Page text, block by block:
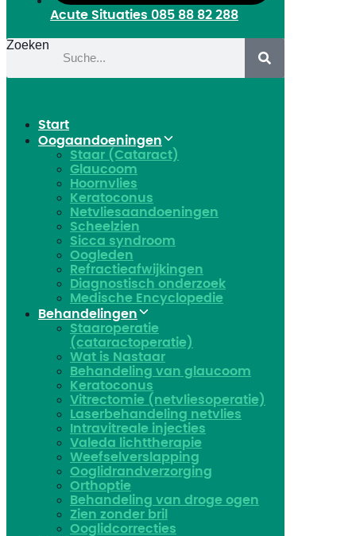
Acute Situaties 085 88 82 288
Zoeken
Start
Oogaandoeningen
Staar (Cataract)
Glaucoom
Hoornvlies
Keratoconus
Netvliesaandoeningen
Scheelzien
Sicca syndroom
Oogleden
Refractieafwijkingen
Diagnostisch onderzoek
Medische Encyclopedie
Behandelingen
Staaroperatie
(cataractoperatie)
Wat is Nastaar
Behandeling van glaucoom
Keratoconus​
Vitrectomie (netvliesoperatie)
Laserbehandeling netvlies
Intravitreale injecties
Valeda lichttherapie
Weefselverslapping
Ooglidrandverzorging
Orthoptie
Behandeling van droge ogen
Zien zonder bril
Ooglidcorrecties